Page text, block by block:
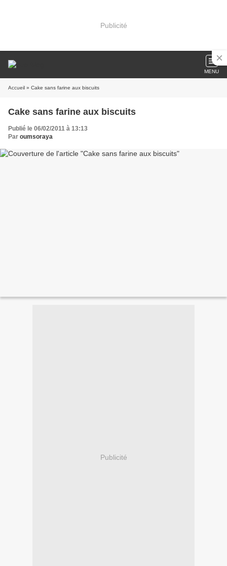
Publicité
MENU
Accueil » Cake sans farine aux biscuits
Cake sans farine aux biscuits
Publié le 06/02/2011 à 13:13
Par oumsoraya
Publicité